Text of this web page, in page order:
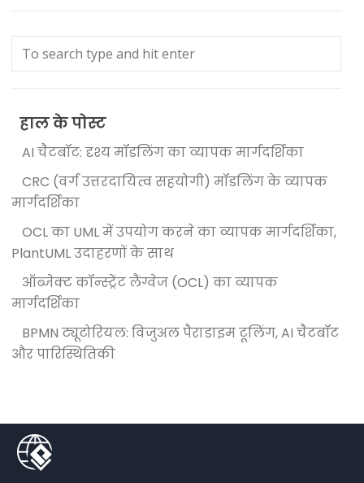
हाल के पोस्ट
AI चैटबॉट: दृश्य मॉडलिंग का व्यापक मार्गदर्शिका
CRC (वर्ग उत्तरदायित्व सहयोगी) मॉडलिंग के व्यापक
मार्गदर्शिका
OCL का UML में उपयोग करने का व्यापक मार्गदर्शिका,
PlantUML उदाहरणों के साथ
ऑब्जेक्ट कॉन्स्ट्रेंट लैंग्वेज (OCL) का व्यापक
मार्गदर्शिका
BPMN ट्यूटोरियल: विजुअल पैराडाइम टूलिंग, AI चैटबॉट
और पारिस्थितिकी